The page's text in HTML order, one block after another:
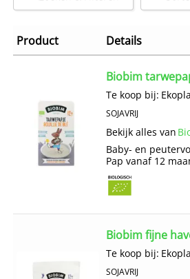
Product Details
Biobim
Te koop bij:
SOJAVRIJ
Bekijk alles van
Baby- en
Pap vanaf 12
Biobim fijne
Te koop bij:
SOJAVRIJ